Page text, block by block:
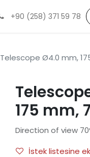
+90 (258) 371 59 78
Telescope Ø4.0 mm,
175 mm,
Direction of view
İstek listesine